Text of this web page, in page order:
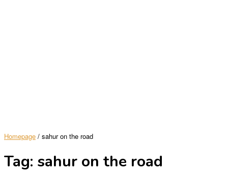
Homepage / sahur on the road
Tag: sahur on the road